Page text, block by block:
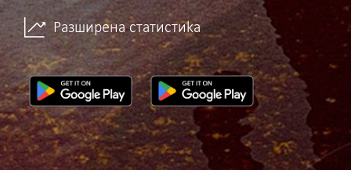
Разширена статистика